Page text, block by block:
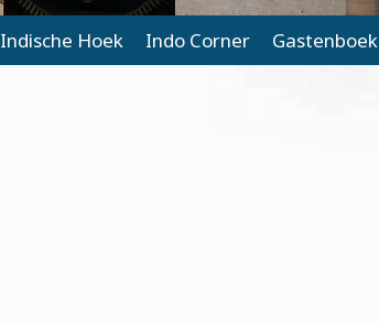
Indische Hoek Indo Corner Gastenboek